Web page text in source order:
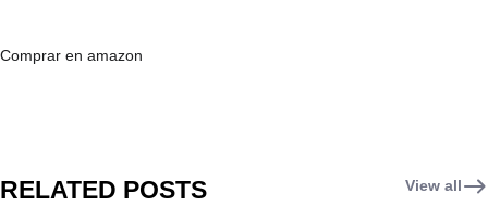
Comprar en amazon
RELATED POSTS View all